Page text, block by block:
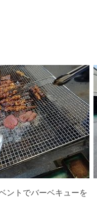
ントでバーベキューを